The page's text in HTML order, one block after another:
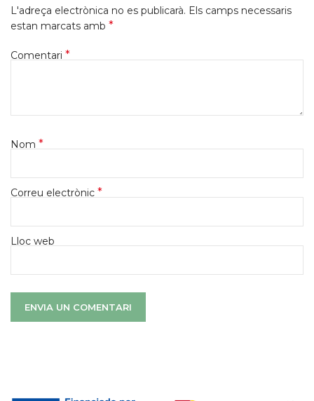
L'adreça electrònica no es publicarà. Els camps necessaris
estan marcats amb *
Comentari *
Nom *
Correu electrònic *
Lloc web